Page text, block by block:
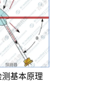
基本原理